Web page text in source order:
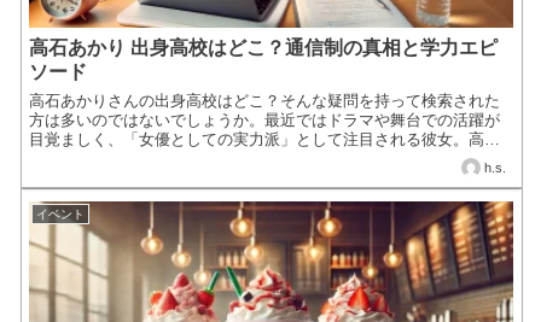
高石あかり 出身高校はどこ？通信制の真相と学力エピ
ソード
高石あかりさんの出身高校はどこ？そんな疑問を持って検索された
方は多いのではないでしょうか。最近ではドラマや舞台での活躍が
目覚ましく、「女優としての実力派」として注目される彼女。高校
時代にはすでに芸能活動をスタートしており、学業との両立がど h.s.
イベント